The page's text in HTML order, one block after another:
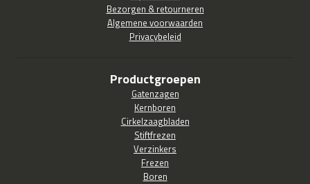
Bezorgen & retourneren
Algemene voorwaarden
Privacybeleid
Productgroepen
Gatenzagen
Kernboren
Cirkelzaagbladen
Stiftfrezen
Verzinkers
Frezen
Boren